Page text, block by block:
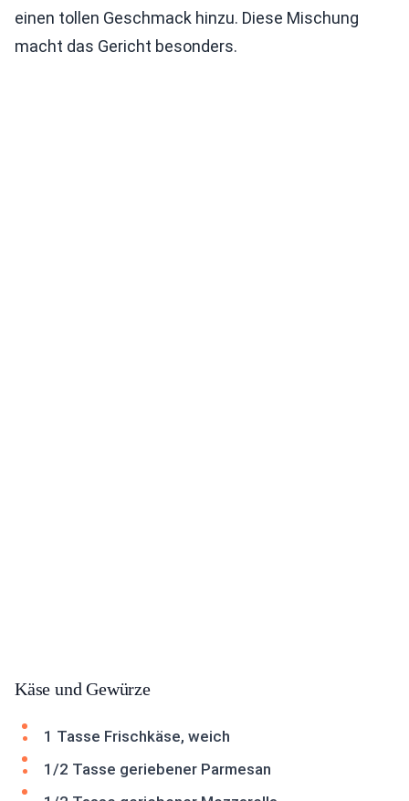
einen tollen Geschmack hinzu. Diese Mischung
macht das Gericht besonders.
Käse und Gewürze
1 Tasse Frischkäse, weich
1/2 Tasse geriebener Parmesan